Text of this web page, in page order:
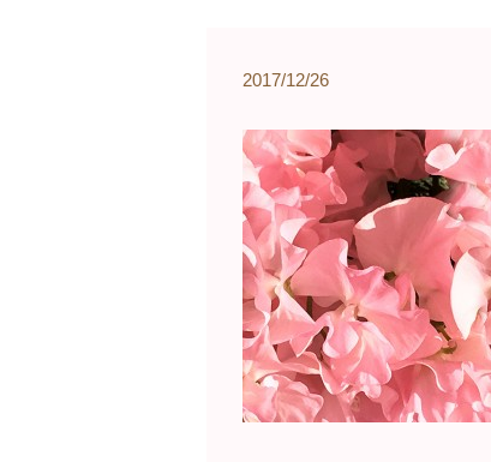
2017/12/26